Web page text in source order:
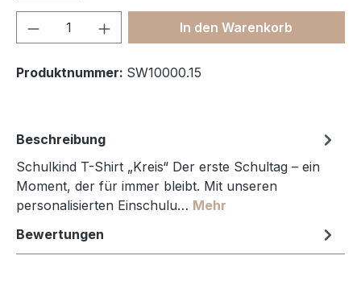
Produkt Anzahl: Gib denIn den Warenkorb
Produktnummer: SW10000.15
Beschreibung
Schulkind T-Shirt „Kreis“ Der erste Schultag – ein
Moment, der für immer bleibt. Mit unseren
personalisierten Einschulu… Mehr
Bewertungen